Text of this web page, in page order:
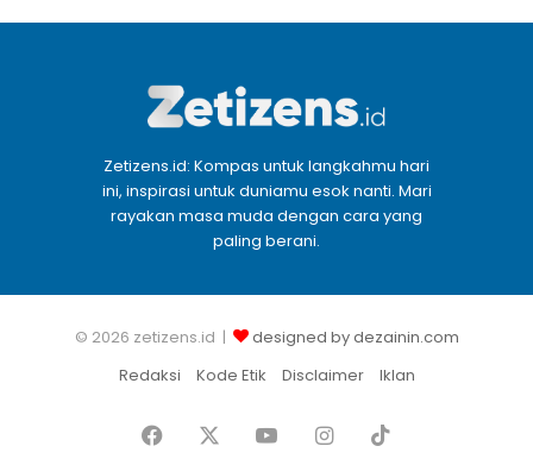
Zetizens.id: Kompas untuk langkahmu hari
ini, inspirasi untuk duniamu esok nanti. Mari
rayakan masa muda dengan cara yang
paling berani.
© 2026 zetizens.id |
designed by dezainin.com
Redaksi
Kode Etik Disclaimer Iklan
Facebook YouTubeInstagram